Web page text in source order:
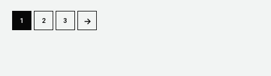
1 2 3 →